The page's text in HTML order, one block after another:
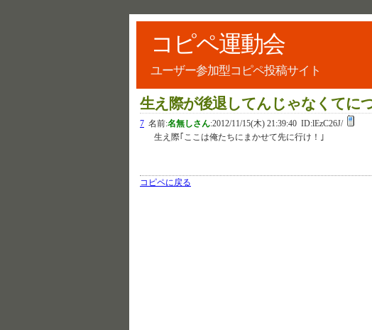
コピペ運動会
ユーザー参加型コピペ投稿サイト
生え際が後退してんじゃなくてに
7 名前:名無しさん:2012/11/15(木) 21:39:40 ID:lEzC26J/
生え際｢ここは俺たちにまかせて先に行け！｣
コピペに戻る